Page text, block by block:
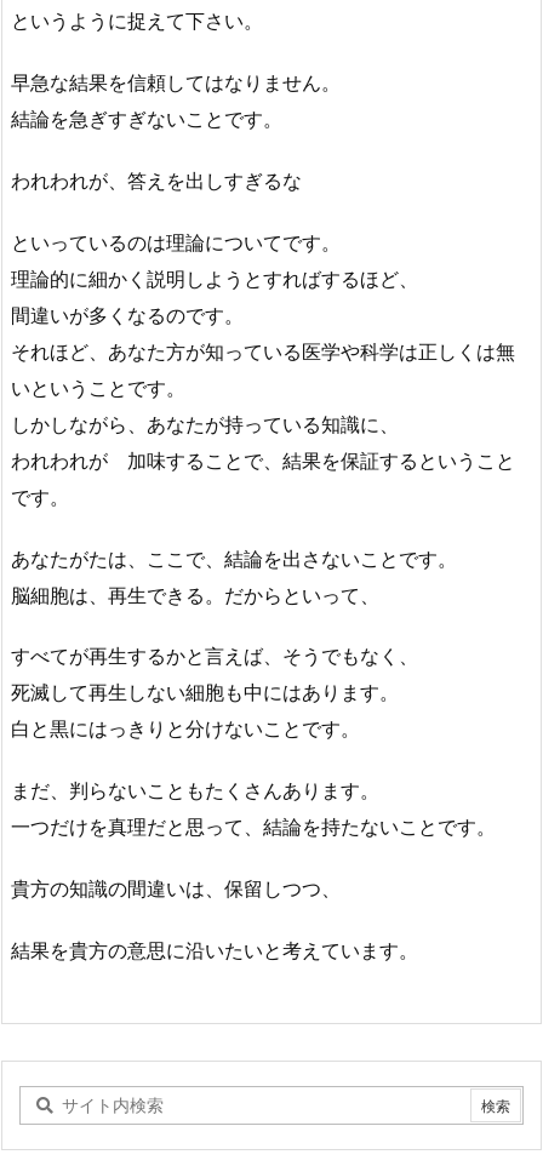
というように捉えて下さい。
早急な結果を信頼してはなりません。
結論を急ぎすぎないことです。
われわれが、答えを出しすぎるな
といっているのは理論についてです。
理論的に細かく説明しようとすればするほど、
間違いが多くなるのです。
それほど、あなた方が知っている医学や科学は正しくは無
いということです。
しかしながら、あなたが持っている知識に、
われわれが 加味することで、結果を保証するということ
です。
あなたがたは、ここで、結論を出さないことです。
脳細胞は、再生できる。だからといって、
すべてが再生するかと言えば、そうでもなく、
死滅して再生しない細胞も中にはあります。
白と黒にはっきりと分けないことです。
まだ、判らないこともたくさんあります。
一つだけを真理だと思って、結論を持たないことです。
貴方の知識の間違いは、保留しつつ、
結果を貴方の意思に沿いたいと考えています。